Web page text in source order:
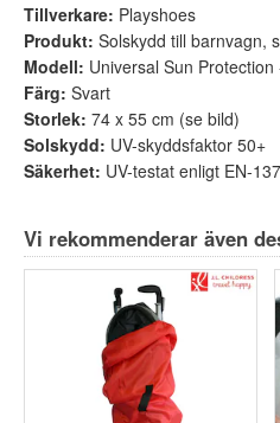
Tillverkare: Playshoes
Produkt: Solskydd till barnvagn,
Modell: Universal Sun Protection
Färg: Svart
Storlek: 74 x 55 cm (se bild)
Solskydd: UV-skyddsfaktor 50+
Säkerhet: UV-testat enligt EN-
Vi rekommenderar även